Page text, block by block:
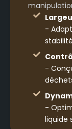
-
-
-
liquide